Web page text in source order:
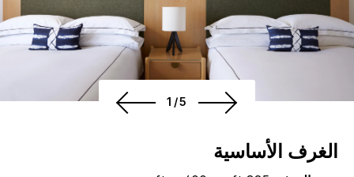
1/5
الغرف الأساسية